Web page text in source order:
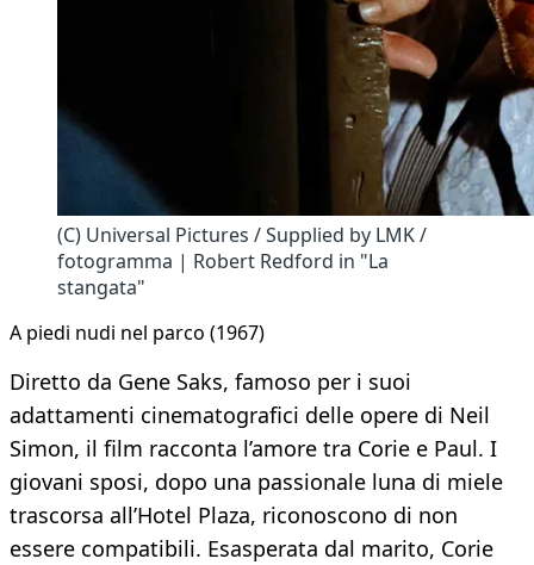
(C) Universal Pictures / Supplied by LMK /
fotogramma | Robert Redford in "La
stangata"
A piedi nudi nel parco (1967)
Diretto da Gene Saks, famoso per i suoi
adattamenti cinematografici delle opere di Neil
Simon, il film racconta l’amore tra Corie e Paul. I
giovani sposi, dopo una passionale luna di miele
trascorsa all’Hotel Plaza, riconoscono di non
essere compatibili. Esasperata dal marito, Corie